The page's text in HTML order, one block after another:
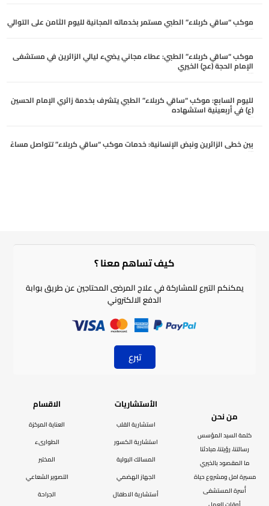
موكب “ساقي كربلاء” الطبي مستمر بخدماته المجانية لليوم الثامن على التوالي
موكب “ساقي كربلاء” الطبي: عطاء مجاني يضيء ليالي الزائرين في مستشفى
الإمام الحجة (عج) الخيري
لليوم السابع: موكب “ساقي كربلاء” الطبي يتشرف بخدمة زائري الإمام الحسين
(ع) في أربعينية استشهاده
بين خطى الزائرين ونبض الإنسانية: خدمات موكب “ساقي كربلاء” تتواصل مساءً
الاقسام
العناية المركزة
الطوارىء
المختبر
التصوير الشعاعي
الجراحة
الأستشاريات
استشارية القلب
استشارية الكسور
المسالك البولية
الجهاز الهضمي
أستشارية الاطفال
من نحن
كلمة السيد المؤسس
رسالتنا، رؤيتنا، مبادئنا
ما المقصود بالخيري
مسيرة امل ومشروع حياة
أُسرة المستشفى
كيف تساهم معنا ؟​
يمكنكم التبرع للمشاركة في علاج المرضى المحتاجين عن طريق بوابة
الدفع الالكتروني
تبرع